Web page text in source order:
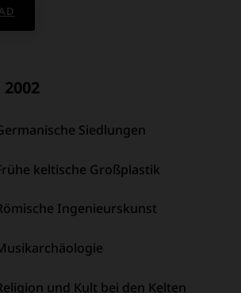
Siedlungen
keltische Großplastik
Ingenieurskunst
und Kult bei den Kelten